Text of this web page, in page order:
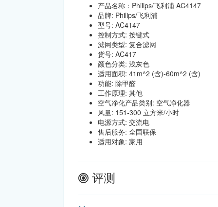
产品名称：Philips/飞利浦 AC4147
品牌: Philips/飞利浦
型号: AC4147
控制方式: 按键式
滤网类型: 复合滤网
货号: AC417
颜色分类: 浅灰色
适用面积: 41m^2 (含)-60m^2 (含)
功能: 除甲醛
工作原理: 其他
空气净化产品类别: 空气净化器
风量: 151-300 立方米/小时
电源方式: 交流电
售后服务: 全国联保
适用对象: 家用
评测